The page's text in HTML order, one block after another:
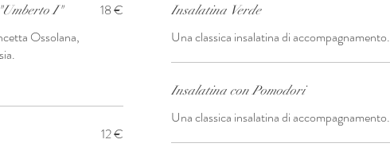
I"
Ossolana,
18 €
12 €
Insalatina Verde
Una classica insalatina di accompagnamento.
Insalatina con Pomodori
Una classica insalatina di accompagnamento.